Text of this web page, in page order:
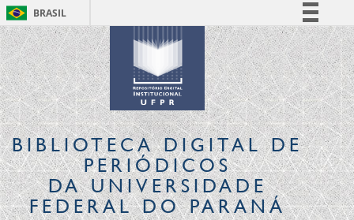
BRASIL
Simplifique!
Comunica BR
Participe
Acesso à informação
Legislação
Canais
BIBLIOTECA DIGITALDE
PERIÓDICOS
DA UNIVERSIDADE
FEDERAL DO PARANÁ